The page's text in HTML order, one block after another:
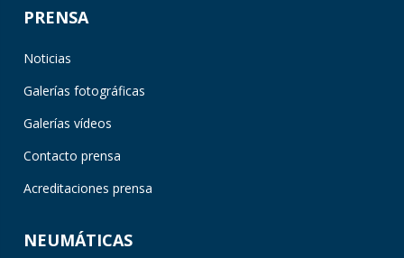
PRENSA
Noticias
Galerías fotográficas
Galerías vídeos
Contacto prensa
Acreditaciones prensa
NEUMÁTICAS